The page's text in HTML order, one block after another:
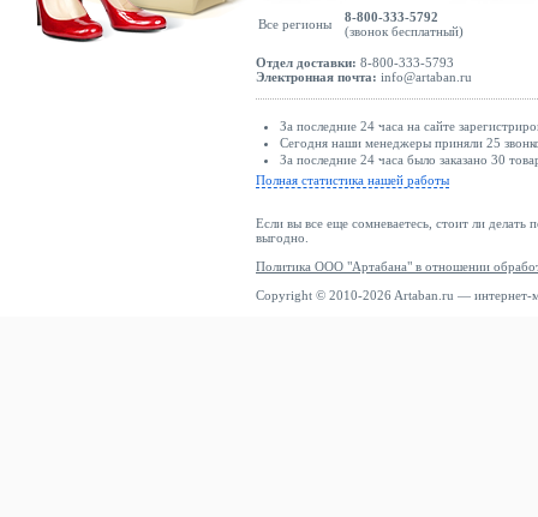
Все регионы
8-800-333-5792
(звонок бесплатный)
Отдел доставки: 8-800-333-5793
Электронная почта: info@artaban.ru
За последние 24 часа на сайте
Сегодня наши менеджеры приняли 25
За последние 24 часа было заказано 30
Полная статистика нашей работы
Если вы все еще сомневаетесь, стоит ли делать
выгодно.
Политика ООО "Артабана" в отношении
Copyright © 2010-2026 Artaban.ru — интернет-